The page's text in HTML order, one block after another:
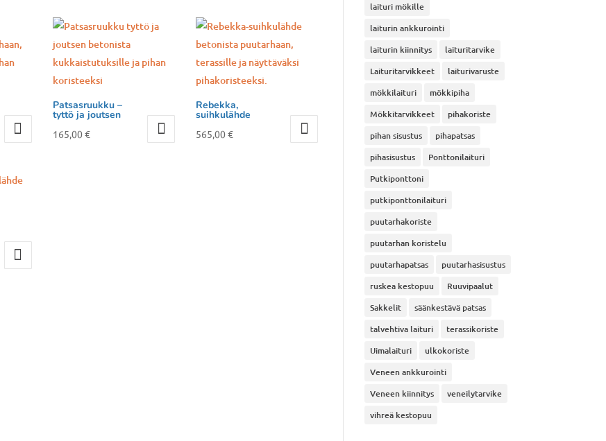
160,00 €.130,00 €.
Patsasruukku –
tyttö ja joutsen
165,00€
Rebekka,
suihkulähde
565,00€
laituri mökille
laiturin ankkurointi
laiturin kiinnitys
laituritarvike
Laituritarvikkeet
laiturivaruste
mökkilaituri
mökkipiha
Mökkitarvikkeet
pihakoriste
pihan sisustus
pihapatsas
pihasisustus
Ponttonilaituri
Putkiponttoni
putkiponttonilaituri
puutarhakoriste
puutarhan koristelu
puutarhapatsas
puutarhasisustus
ruskea kestopuu
Ruuvipaalut
Sakkelit
säänkestävä patsas
talvehtiva laituri
terassikoriste
Uimalaituri
ulkokoriste
Veneen ankkurointi
Veneen kiinnitys
veneilytarvike
vihreä kestopuu